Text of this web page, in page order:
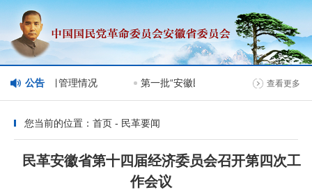
公告
网站分栏目管理情况 第一批“安徽民革榜样人物”人选公示 查看更多
您当前的位置：首页 - 民革要闻
民革安徽省第十四届经济委员会召开第四次工
作会议